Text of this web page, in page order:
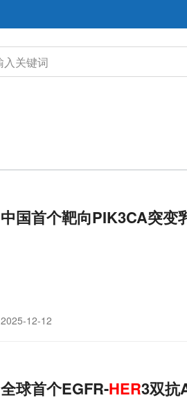
中国首个靶向PIK3CA突变
2025-12-12
全球首个EGFR-HER3双抗